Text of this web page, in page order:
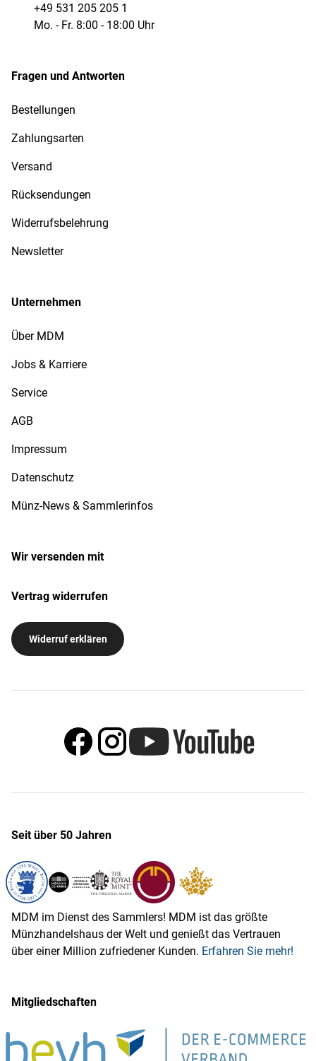
+49 531 205 205 1
Mo. - Fr. 8:00 - 18:00 Uhr
Fragen und Antworten
Bestellungen
Zahlungsarten
Versand
Rücksendungen
Widerrufsbelehrung
Newsletter
Unternehmen
Über MDM
Jobs & Karriere
Service
AGB
Impressum
Datenschutz
Münz-News & Sammlerinfos
Wir versenden mit
Vertrag widerrufen
Widerruf erklären
Seit über 50 Jahren
MDM im Dienst des Sammlers! MDM ist das größte
Münzhandelshaus der Welt und genießt das Vertrauen
über einer Million zufriedener Kunden. Erfahren Sie mehr!
Mitgliedschaften